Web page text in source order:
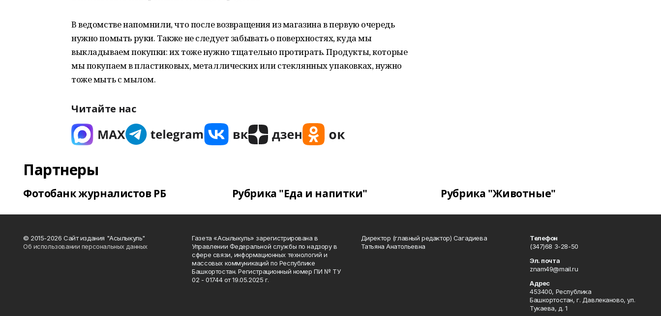
В ведомстве напомнили, что после возвращения из магазина в первую очередь
нужно помыть руки. Также не следует забывать о поверхностях, куда мы
выкладываем покупки: их тоже нужно тщательно протирать. Продукты, которые
мы покупаем в пластиковых, металлических или стеклянных упаковках, нужно
тоже мыть с мылом.
Читайте нас
Партнеры
Фотобанк журналистов РБ Рубрика "Еда и напитки" Рубрика "Животные"
© 2015-2026 Сайт издания "Асылыкуль"
Об использовании персональных данных
Газета «Асылыкуль» зарегистрирована в
Управлении Федеральной службы по надзору в
сфере связи, информационных технологий и
массовых коммуникаций по Республике
Башкортостан. Регистрационный номер ПИ № ТУ
02 - 01744 от 19.05.2025 г.
Директор (главный редактор) Сагадиева
Татьяна Анатольевна
Телефон
(347)68 3-28-50
Эл. почта
znam49@mail.ru
Адрес
453400, Республика
Башкортостан, г. Давлеканово, ул.
Тукаева, д. 1